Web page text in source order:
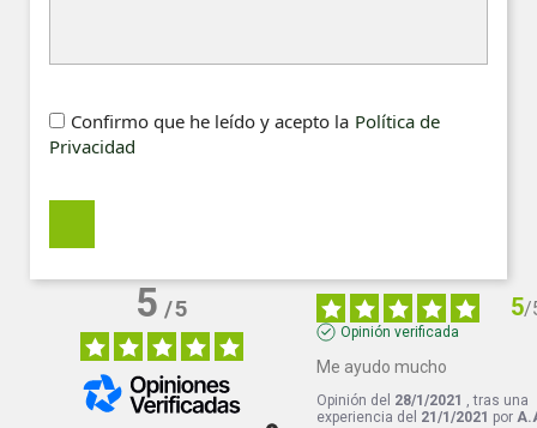
Confirmo que he leído y acepto la Política de
Privacidad
5/5 5/
Opinión verificada
Me ayudo mucho
Opinión del 28/1/2021 , tras una
experiencia del 21/1/2021 por